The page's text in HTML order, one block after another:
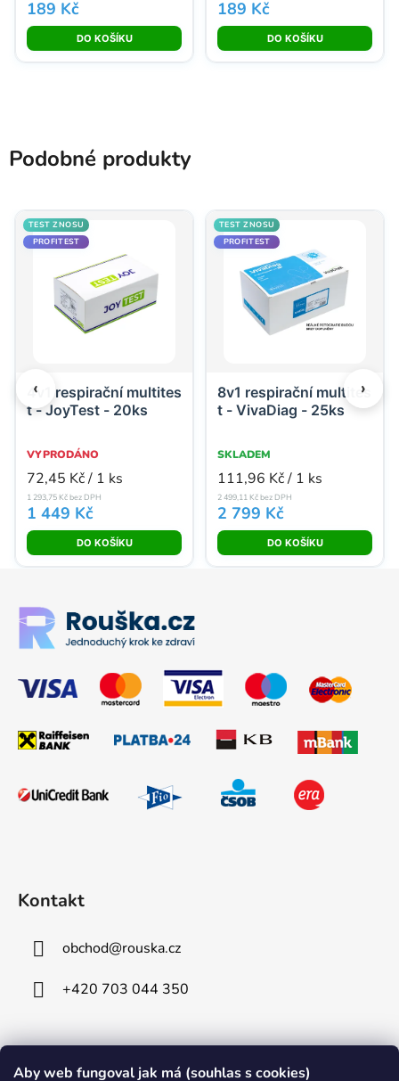
Aby web fungoval jak má (souhlas s cookies)
189 Kč 189 Kč
Podobné produkty
TEST Z NOSU
PROFITEST
4v1 respirační multites
t - JoyTest - 20ks
VYPRODÁNO
1 293,75 Kč bez DPH
Měrná cena:
72,45 Kč / 1 ks
1 449 Kč
TEST Z NOSU
PROFITEST
8v1 respirační multites
t - VivaDiag - 25ks
SKLADEM
2 499,11 Kč bez DPH
Měrná cena:
111,96 Kč / 1 ks
2 799 Kč
‹ ›
Kontakt
obchod@rouska.cz
+420 703 044 350
Informace pro vás